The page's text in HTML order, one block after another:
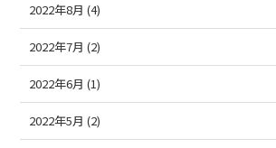
2022年8月 (4)
2022年7月 (2)
2022年6月 (1)
2022年5月 (2)